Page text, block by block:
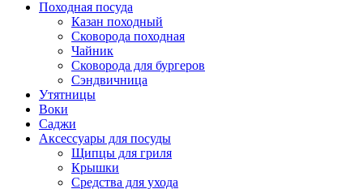
Походная посуда
Казан походный
Сковорода походная
Чайник
Сковорода для бургеров
Сэндвичница
Утятницы
Bоки
Саджи
Аксессуары для посуды
Щипцы для гриля
Крышки
Средства для ухода